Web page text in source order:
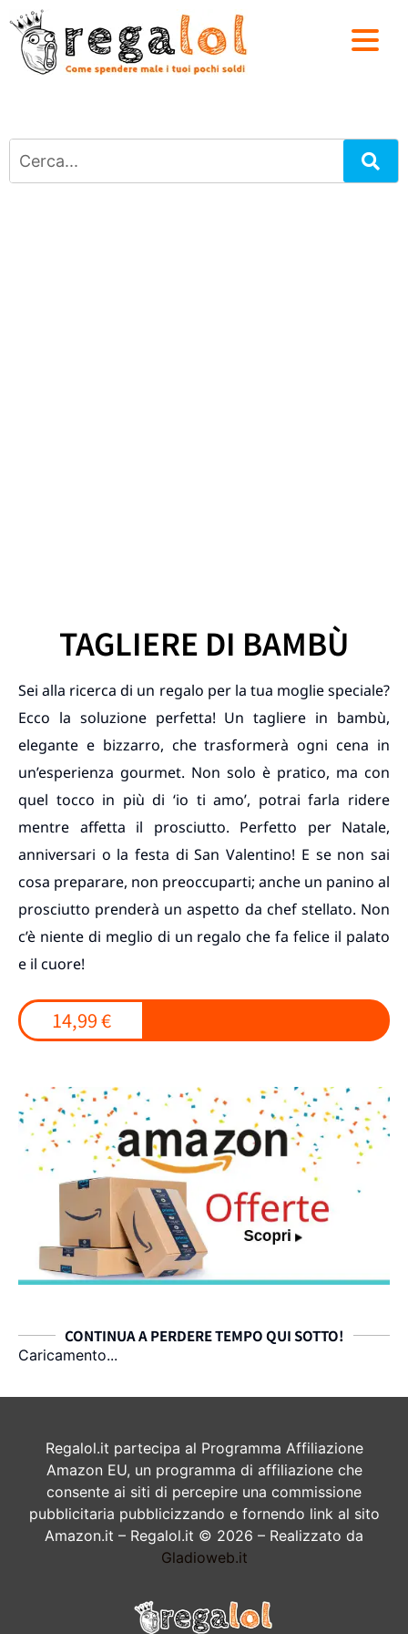
TAGLIERE DI BAMBÙ
Sei alla ricerca di un regalo per la tua moglie speciale?
Ecco la soluzione perfetta! Un tagliere in bambù,
elegante e bizzarro, che trasformerà ogni cena in
un’esperienza gourmet. Non solo è pratico, ma con
quel tocco in più di ‘io ti amo’, potrai farla ridere
mentre affetta il prosciutto. Perfetto per Natale,
anniversari o la festa di San Valentino! E se non sai
cosa preparare, non preoccuparti; anche un panino al
prosciutto prenderà un aspetto da chef stellato. Non
c’è niente di meglio di un regalo che fa felice il palato
e il cuore!
14,99 €
CONTINUA A PERDERE TEMPO QUI SOTTO!
Caricamento...
Regalol.it partecipa al Programma Affiliazione
Amazon EU, un programma di affiliazione che
consente ai siti di percepire una commissione
pubblicitaria pubblicizzando e fornendo link al sito
Amazon.it – Regalol.it © 2026 – Realizzato da
Gladioweb.it